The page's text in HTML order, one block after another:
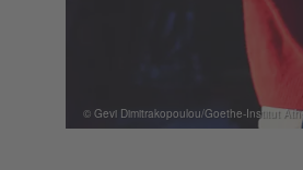
© Gevi Dimitrakopoulou/Goethe-Institut